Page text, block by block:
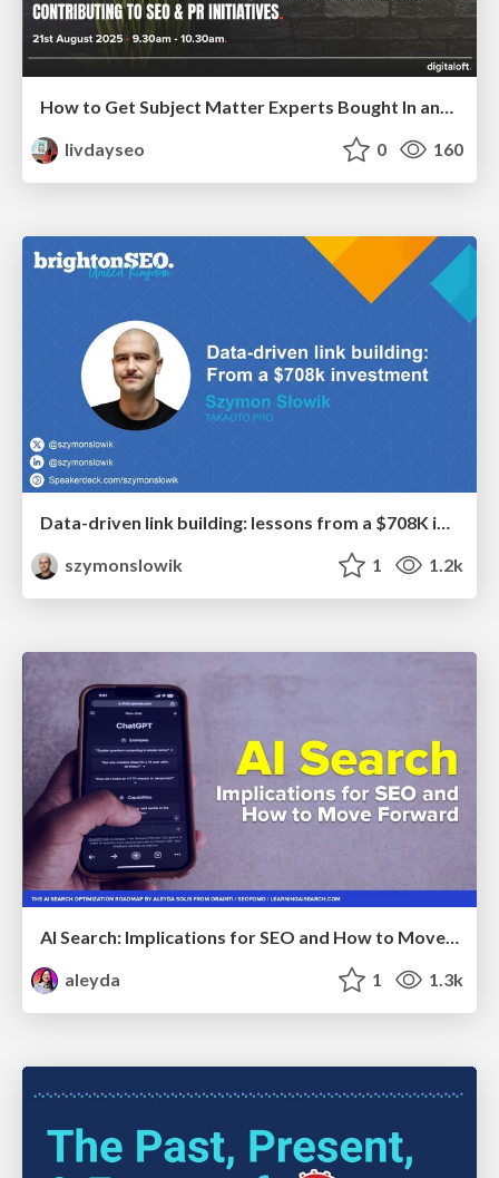
How to Get Subject Matter Experts Bought In and Actively Contributing to SEO & PR Initiatives.
livdayseo
0 160
Data-driven link building: lessons from a $708K investment (BrightonSEO talk)
szymonslowik
1 1.2k
AI Search: Implications for SEO and How to Move Forward - #ShenzhenSEOConference
aleyda
1 1.3k